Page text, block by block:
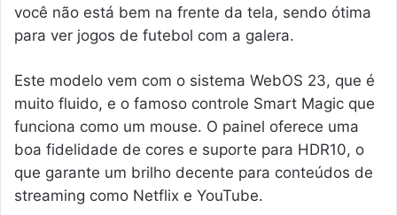
você não está bem na frente da tela, sendo ótima
para ver jogos de futebol com a galera.
Este modelo vem com o sistema WebOS 23, que é
muito fluido, e o famoso controle Smart Magic que
funciona como um mouse. O painel oferece uma
boa fidelidade de cores e suporte para HDR10, o
que garante um brilho decente para conteúdos de
streaming como Netflix e YouTube.